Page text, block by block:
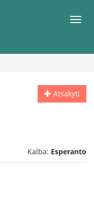
Atsakyti
Kalba: Esperanto